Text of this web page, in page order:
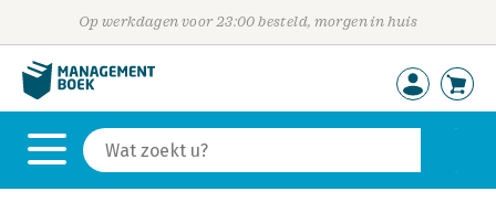
Op werkdagen voor 23:00 besteld, morgen in huis